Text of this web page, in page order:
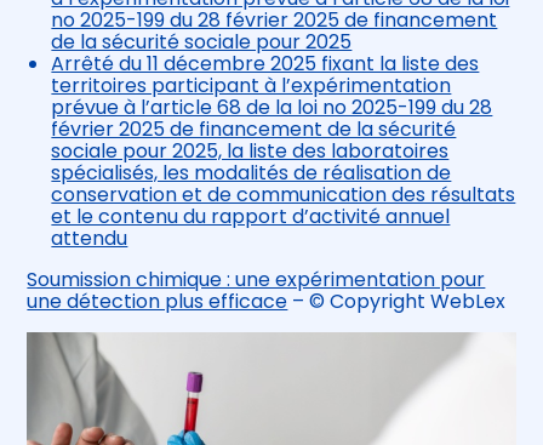
no 2025-199 du 28 février 2025 de financement
de la sécurité sociale pour 2025
Arrêté du 11 décembre 2025 fixant la liste des
territoires participant à l’expérimentation
prévue à l’article 68 de la loi no 2025-199 du 28
février 2025 de financement de la sécurité
sociale pour 2025, la liste des laboratoires
spécialisés, les modalités de réalisation de
conservation et de communication des résultats
et le contenu du rapport d’activité annuel
attendu
Soumission chimique : une expérimentation pour
une détection plus efficace – © Copyright WebLex